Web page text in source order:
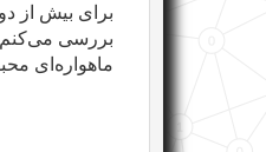
برای بیش از
بررسی
ماهواره‌ای